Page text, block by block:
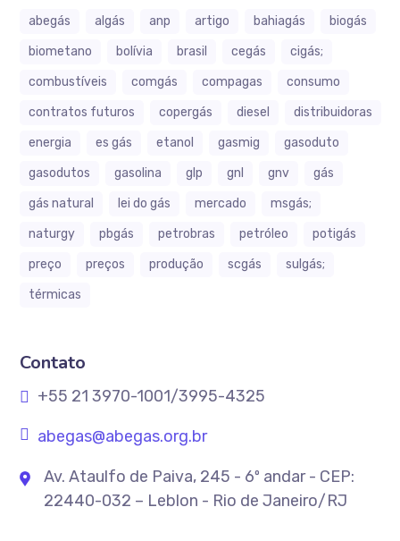
abegás algás anp artigo bahiagás
biogás
biometano
bolívia brasil cegás
cigás;
combustíveis
comgás compagas
consumo
contratos futuros
copergás diesel
distribuidoras
energia
es gás etanol gasmig
gasoduto
gasodutos
gasolina glp gnl gnv
gás
gás natural
lei do gás mercado
msgás;
naturgy
pbgás petrobras petróleo
potigás
preço
preços produção scgás
sulgás;
térmicas
Contato
+55 21 3970-1001/3995-4325
abegas@abegas.org.br
Av. Ataulfo de Paiva, 245 - 6º andar - CEP:
22440-032 – Leblon - Rio de Janeiro/RJ